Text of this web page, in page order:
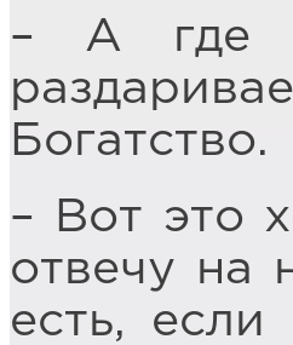
– А где
Богатство.
– Вот это
отвечу на
есть,